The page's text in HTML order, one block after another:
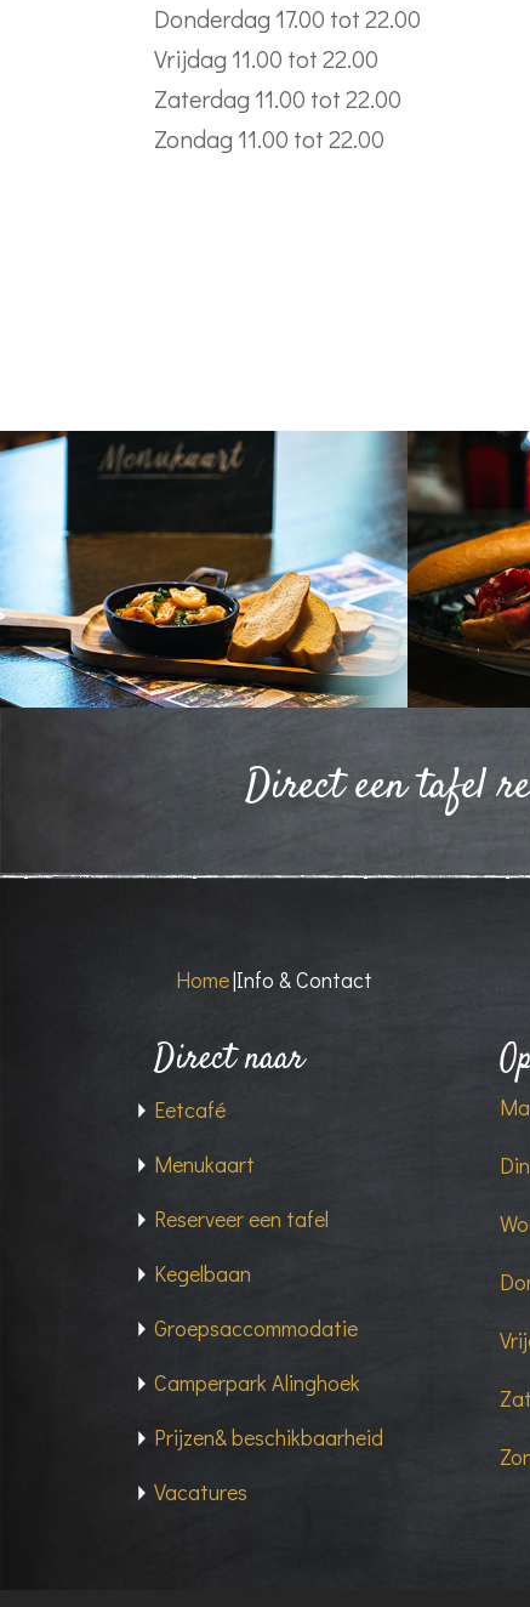
Donderdag 17.00 tot 22.00
Vrijdag 11.00 tot 22.00
Zaterdag 11.00 tot 22.00
Zondag 11.00 tot 22.00
Direct een tafel
Home|Info & Contact
Direct naar
Eetcafé
Menukaart
Reserveer een tafel
Kegelbaan
Groepsaccommodatie
Camperpark Alinghoek
Prijzen& beschikbaarheid
Vacatures